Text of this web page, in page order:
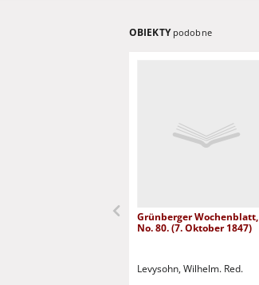
OBIEKTY podobne
Grünberger Wochenblatt,
No. 80. (7. Oktober 1847)
Levysohn, Wilhelm. Red.